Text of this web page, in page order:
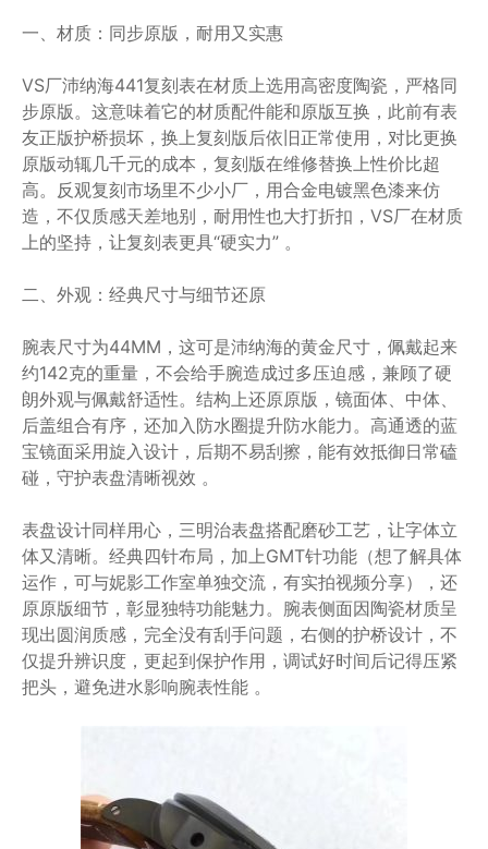
一、材质：同步原版，耐用又实惠
VS厂沛纳海441复刻表在材质上选用高密度陶瓷，严格同
步原版。这意味着它的材质配件能和原版互换，此前有表
友正版护桥损坏，换上复刻版后依旧正常使用，对比更换
原版动辄几千元的成本，复刻版在维修替换上性价比超
高。反观复刻市场里不少小厂，用合金电镀黑色漆来仿
造，不仅质感天差地别，耐用性也大打折扣，VS厂在材质
上的坚持，让复刻表更具“硬实力” 。
二、外观：经典尺寸与细节还原
腕表尺寸为44MM，这可是沛纳海的黄金尺寸，佩戴起来
约142克的重量，不会给手腕造成过多压迫感，兼顾了硬
朗外观与佩戴舒适性。结构上还原原版，镜面体、中体、
后盖组合有序，还加入防水圈提升防水能力。高通透的蓝
宝镜面采用旋入设计，后期不易刮擦，能有效抵御日常磕
碰，守护表盘清晰视效 。
表盘设计同样用心，三明治表盘搭配磨砂工艺，让字体立
体又清晰。经典四针布局，加上GMT针功能（想了解具体
运作，可与妮影工作室单独交流，有实拍视频分享），还
原原版细节，彰显独特功能魅力。腕表侧面因陶瓷材质呈
现出圆润质感，完全没有刮手问题，右侧的护桥设计，不
仅提升辨识度，更起到保护作用，调试好时间后记得压紧
把头，避免进水影响腕表性能 。